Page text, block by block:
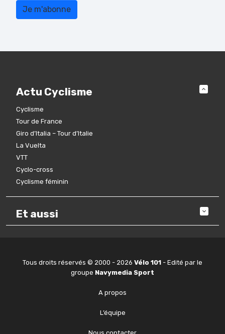
Actu Cyclisme
Cyclisme
Tour de France
Giro d’Italia – Tour d’Italie
La Vuelta
VTT
Cyclo-cross
Cyclisme féminin
Et aussi
Tous droits réservés © 2000 - 2026 Vélo 101 - Edité par le
groupe Navymedia Sport
A propos
L’équipe